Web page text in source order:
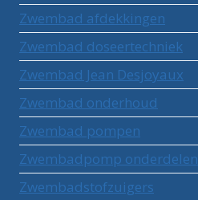
Zwembad afdekkingen
Zwembad doseertechniek
Zwembad Jean Desjoyaux
Zwembad onderhoud
Zwembad pompen
Zwembadpomp onderdelen
Zwembadstofzuigers